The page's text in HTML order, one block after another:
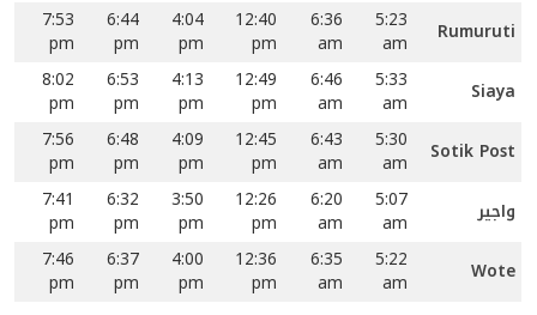
Rumuruti
5:23
am
6:36
am
12:40
pm
4:04
pm
6:44
pm
7:53
pm
Siaya
5:33
am
6:46
am
12:49
pm
4:13
pm
6:53
pm
8:02
pm
Sotik Post
5:30
am
6:43
am
12:45
pm
4:09
pm
6:48
pm
7:56
pm
واجیر
5:07
am
6:20
am
12:26
pm
3:50
pm
6:32
pm
7:41
pm
Wote
5:22
am
6:35
am
12:36
pm
4:00
pm
6:37
pm
7:46
pm